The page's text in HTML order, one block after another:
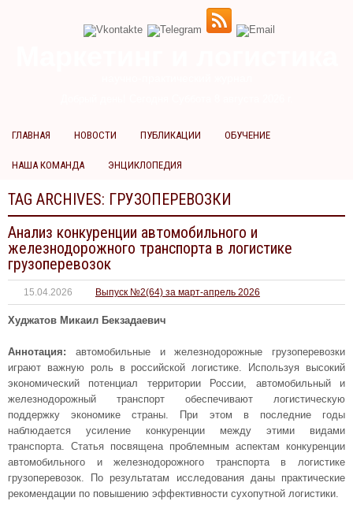
ГЛАВНАЯ НОВОСТИ ПУБЛИКАЦИИ ОБУЧЕНИЕ
НАША КОМАНДА ЭНЦИКЛОПЕДИЯ
TAG ARCHIVES: ГРУЗОПЕРЕВОЗКИ
Анализ конкуренции автомобильного и
железнодорожного транспорта в логистике
грузоперевозок
15.04.2026 Выпуск №2(64) за март-апрель 2026
Худжатов Микаил Бекзадаевич
Аннотация: автомобильные и железнодорожные грузоперевозки
играют важную роль в российской логистике. Используя высокий
экономический потенциал территории России, автомобильный и
железнодорожный транспорт обеспечивают логистическую
поддержку экономике страны. При этом в последние годы
наблюдается усиление конкуренции между этими видами
транспорта. Статья посвящена проблемным аспектам конкуренции
автомобильного и железнодорожного транспорта в логистике
грузоперевозок. По результатам исследования даны практические
рекомендации по повышению эффективности сухопутной логистики.